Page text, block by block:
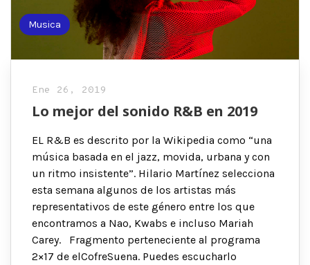
Musica
Ene 26, 2019
Lo mejor del sonido R&B en 2019
EL R&B es descrito por la Wikipedia como “una
música basada en el jazz, movida, urbana y con
un ritmo insistente”. Hilario Martínez selecciona
esta semana algunos de los artistas más
representativos de este género entre los que
encontramos a Nao, Kwabs e incluso Mariah
Carey. Fragmento perteneciente al programa
2×17 de elCofreSuena. Puedes escucharlo